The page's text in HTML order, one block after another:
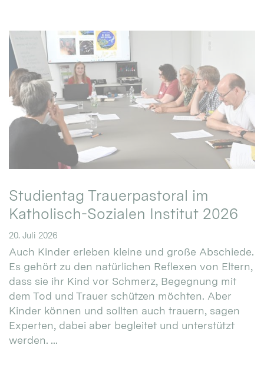
Studientag Trauerpastoral im
Katholisch-Sozialen Institut 2026
20. Juli 2026
Auch Kinder erleben kleine und große Abschiede.
Es gehört zu den natürlichen Reflexen von Eltern,
dass sie ihr Kind vor Schmerz, Begegnung mit
dem Tod und Trauer schützen möchten. Aber
Kinder können und sollten auch trauern, sagen
Experten, dabei aber begleitet und unterstützt
werden. ...